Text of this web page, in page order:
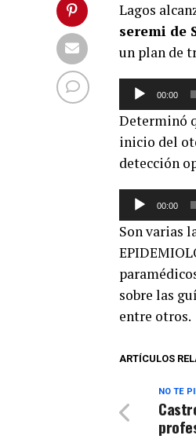
Lagos
seremi de
un plan de
Reproductor
audio
00:00
Determinó
inicio del
detección
Reproductor
audio
00:00
Son varias
sobre las
entre otros.
ARTÍCULOS
NO TE